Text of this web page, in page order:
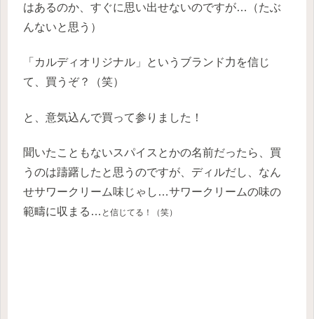
はあるのか、すぐに思い出せないのですが…
（たぶ
んないと思う）
「カルディオリジナル」というブランド力を信じ
て、買うぞ？（笑）
と、意気込んで買って参りました！
聞いたこともないスパイスとかの名前だったら、買
うのは躊躇したと思うのですが、ディルだし、なん
せサワークリーム味じゃし…サワークリームの味の
範疇に収まる… と信じてる！（笑）